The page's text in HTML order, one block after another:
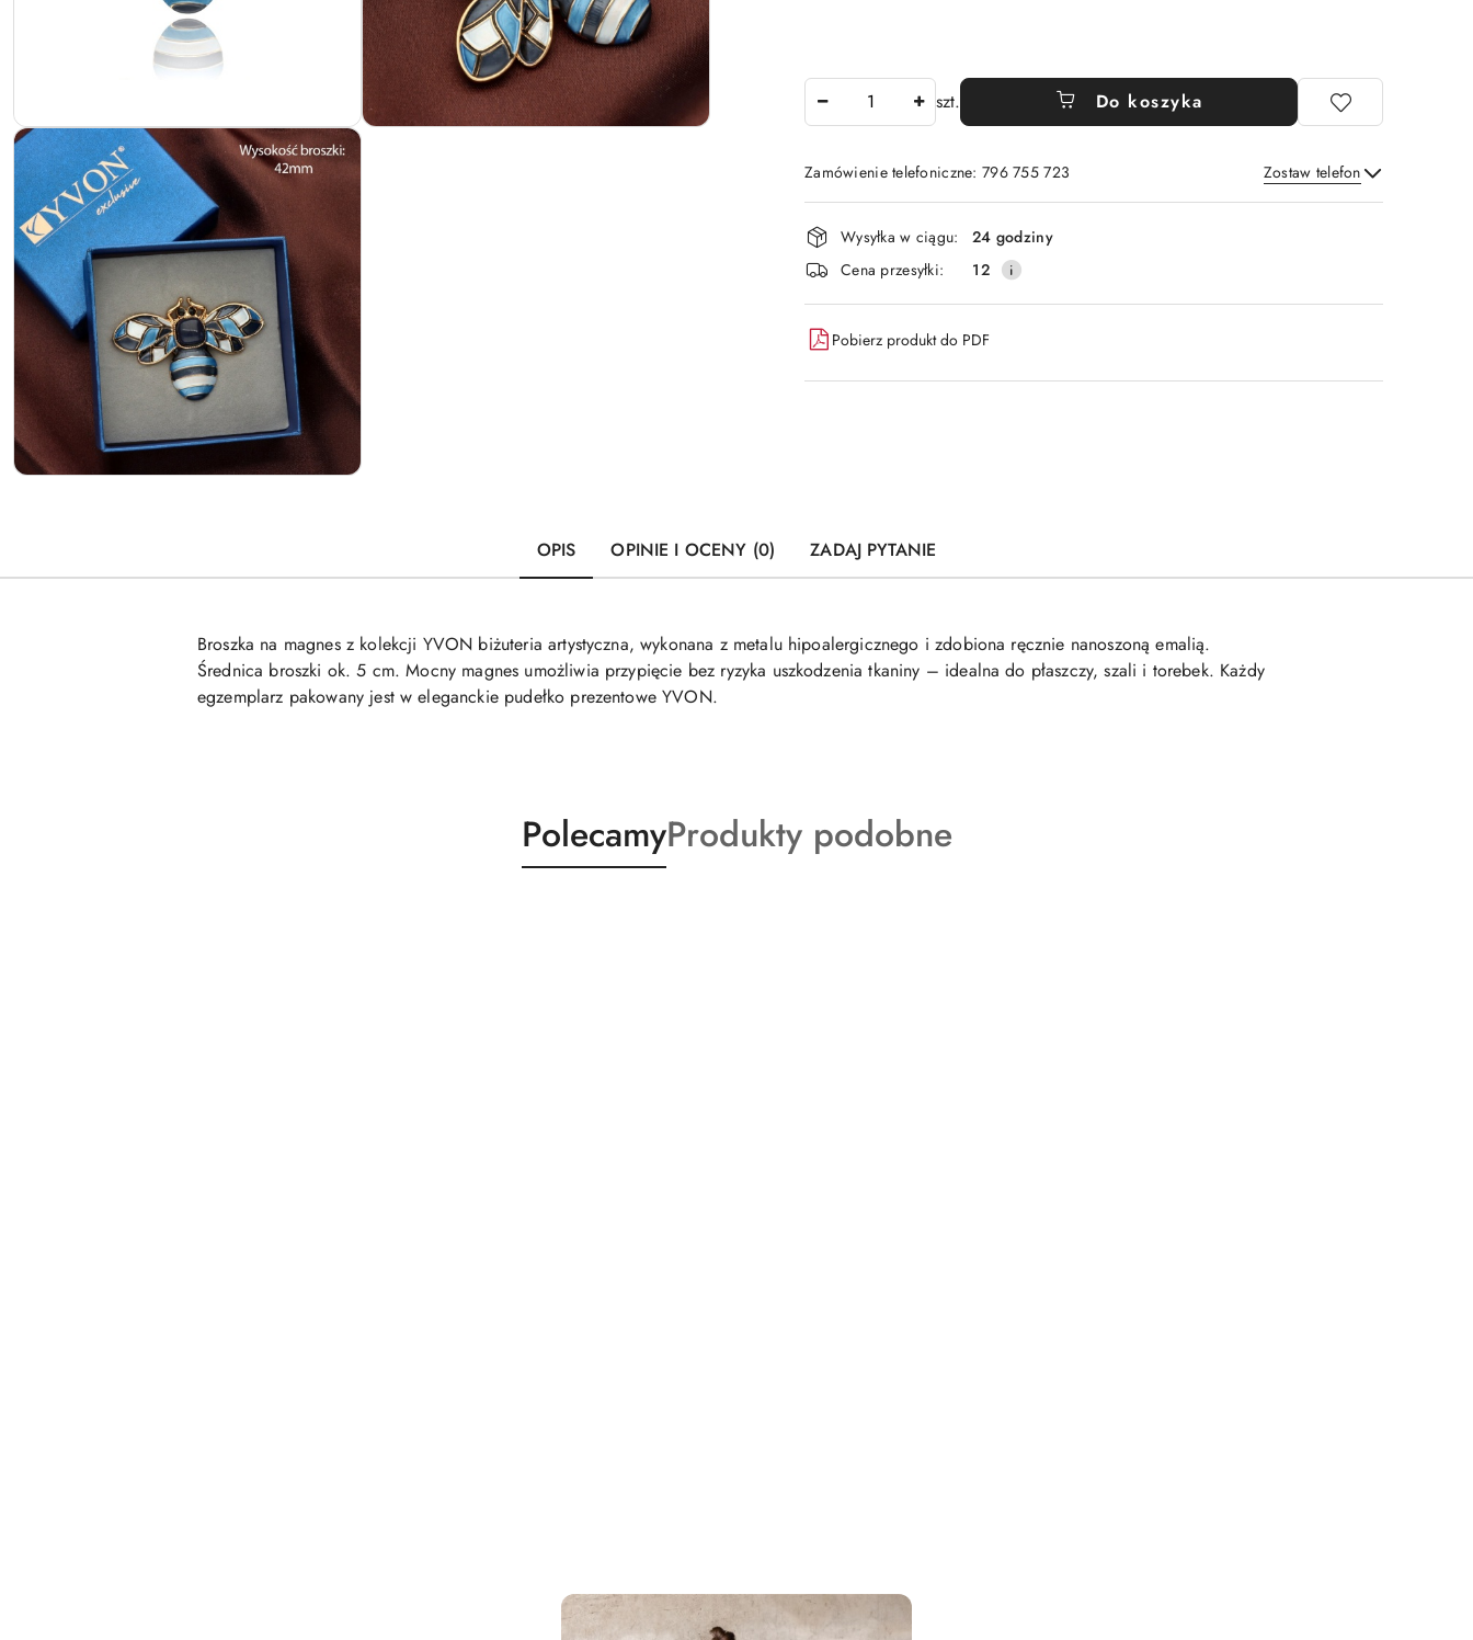
szt. Do koszyka
Zamówienie telefoniczne: 796 755 723 Zostaw telefon
Wyślij
Dostępność
i
dostawa
Wysyłka w ciągu:
24 godziny
Cena przesyłki:
12
Pobierz produkt do PDF
OPIS OPINIE I OCENY (0) ZADAJ PYTANIE
Broszka na magnes z kolekcji YVON biżuteria artystyczna, wykonana z metalu hipoalergicznego i zdobiona ręcznie nanoszoną emalią.
Średnica broszki ok. 5 cm. Mocny magnes umożliwia przypięcie bez ryzyka uszkodzenia tkaniny – idealna do płaszczy, szali i torebek. Każdy
egzemplarz pakowany jest w eleganckie pudełko prezentowe YVON.
Produkty
o
PolecamyProdukty
o
Produkty podobne